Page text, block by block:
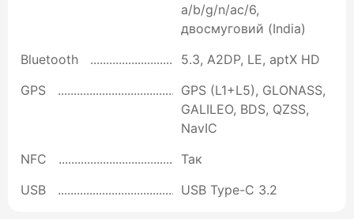
a/b/g/n/ac/6,
двосмуговий (India)
Bluetooth
5.3, A2DP, LE, aptX HD
GPS
GPS (L1+L5), GLONASS,
GALILEO, BDS, QZSS,
NavIC
NFC
Так
USB
USB Type-C 3.2